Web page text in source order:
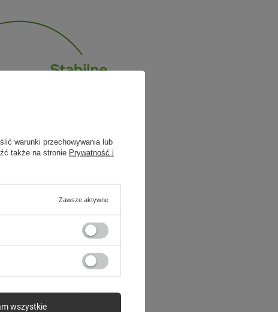
że chwyt się
warunki przechowywania lub
także na stronie Prywatność i
Zawsze aktywne
wszystkie